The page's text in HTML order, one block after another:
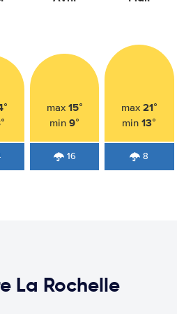
max 15°
min9°
16
max 21°
min13°
8
La Rochelle